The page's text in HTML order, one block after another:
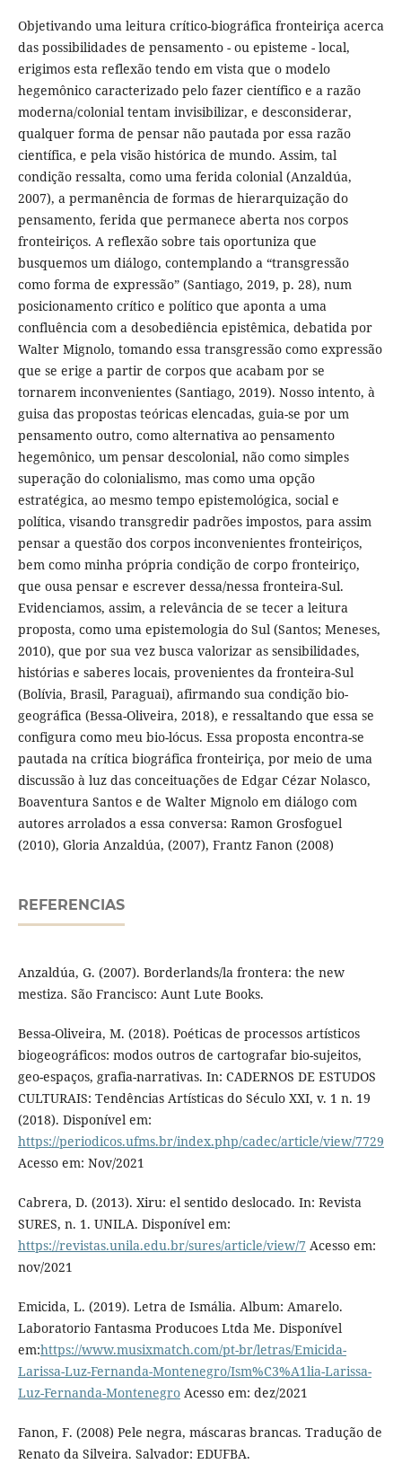
Objetivando uma leitura crítico-biográfica fronteiriça acerca
das possibilidades de pensamento - ou episteme - local,
erigimos esta reflexão tendo em vista que o modelo
hegemônico caracterizado pelo fazer científico e a razão
moderna/colonial tentam invisibilizar, e desconsiderar,
qualquer forma de pensar não pautada por essa razão
científica, e pela visão histórica de mundo. Assim, tal
condição ressalta, como uma ferida colonial (Anzaldúa,
2007), a permanência de formas de hierarquização do
pensamento, ferida que permanece aberta nos corpos
fronteiriços. A reflexão sobre tais oportuniza que
busquemos um diálogo, contemplando a “transgressão
como forma de expressão” (Santiago, 2019, p. 28), num
posicionamento crítico e político que aponta a uma
confluência com a desobediência epistêmica, debatida por
Walter Mignolo, tomando essa transgressão como expressão
que se erige a partir de corpos que acabam por se
tornarem inconvenientes (Santiago, 2019). Nosso intento, à
guisa das propostas teóricas elencadas, guia-se por um
pensamento outro, como alternativa ao pensamento
hegemônico, um pensar descolonial, não como simples
superação do colonialismo, mas como uma opção
estratégica, ao mesmo tempo epistemológica, social e
política, visando transgredir padrões impostos, para assim
pensar a questão dos corpos inconvenientes fronteiriços,
bem como minha própria condição de corpo fronteiriço,
que ousa pensar e escrever dessa/nessa fronteira-Sul.
Evidenciamos, assim, a relevância de se tecer a leitura
proposta, como uma epistemologia do Sul (Santos; Meneses,
2010), que por sua vez busca valorizar as sensibilidades,
histórias e saberes locais, provenientes da fronteira-Sul
(Bolívia, Brasil, Paraguai), afirmando sua condição bio-
geográfica (Bessa-Oliveira, 2018), e ressaltando que essa se
configura como meu bio-lócus. Essa proposta encontra-se
pautada na crítica biográfica fronteiriça, por meio de uma
discussão à luz das conceituações de Edgar Cézar Nolasco,
Boaventura Santos e de Walter Mignolo em diálogo com
autores arrolados a essa conversa: Ramon Grosfoguel
(2010), Gloria Anzaldúa, (2007), Frantz Fanon (2008)
REFERENCIAS
Anzaldúa, G. (2007). Borderlands/la frontera: the new
mestiza. São Francisco: Aunt Lute Books.
Bessa-Oliveira, M. (2018). Poéticas de processos artísticos
biogeográficos: modos outros de cartografar bio-sujeitos,
geo-espaços, grafia-narrativas. In: CADERNOS DE ESTUDOS
CULTURAIS: Tendências Artísticas do Século XXI, v. 1 n. 19
(2018). Disponível em:
https://periodicos.ufms.br/index.php/cadec/article/view/7729
Acesso em: Nov/2021
Cabrera, D. (2013). Xiru: el sentido deslocado. In: Revista
SURES, n. 1. UNILA. Disponível em:
https://revistas.unila.edu.br/sures/article/view/7 Acesso em:
nov/2021
Emicida, L. (2019). Letra de Ismália. Album: Amarelo.
Laboratorio Fantasma Producoes Ltda Me. Disponível
em:https://www.musixmatch.com/pt-br/letras/Emicida-
Larissa-Luz-Fernanda-Montenegro/Ism%C3%A1lia-Larissa-
Luz-Fernanda-MontenegroAcesso em: dez/2021
Fanon, F. (2008) Pele negra, máscaras brancas. Tradução de
Renato da Silveira. Salvador: EDUFBA.